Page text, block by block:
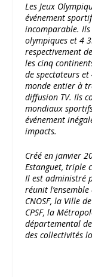
Les Jeux
événement
incomparable.
olympiques et 4
respectivement
les cinq
de spectateurs
monde entier à
diffusion TV. Ils
mondiaux
événement
impacts.
Créé en janvier
Estanguet, triple
Il est administré
réunit
CNOSF, la Ville
CPSF, la
départemental
des collectivités